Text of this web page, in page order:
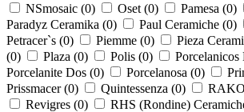
NSmosaic (0) Oset (0) Pamesa (0)
Paradyz Ceramika (0) Paul Ceramiche (0)
Petracer`s (0) Piemme (0) Pieza
(0) Plaza (0) Polis (0) Porcelanicos
Porcelanite Dos (0) Porcelanosa (0)
Prissmacer (0) Quintessenza (0)
Revigres (0) RHS (Rondine)